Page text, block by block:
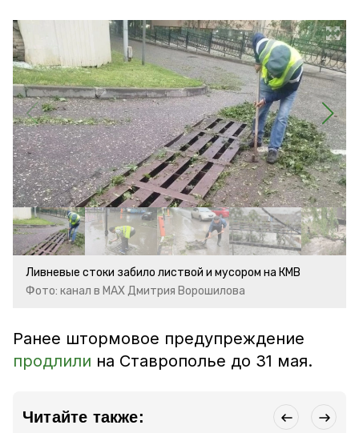
Ливневые стоки забило листвой и мусором на КМВ
Фото: канал в МАХ Дмитрия Ворошилова
Ранее штормовое предупреждение
продлили на Ставрополье до 31 мая.
Читайте также: